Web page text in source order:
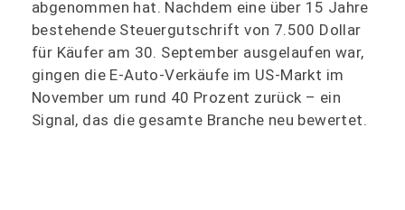
abgenommen hat. Nachdem eine über 15 Jahre
bestehende Steuergutschrift von 7.500 Dollar
für Käufer am 30. September ausgelaufen war,
gingen die E-Auto-Verkäufe im US-Markt im
November um rund 40 Prozent zurück – ein
Signal, das die gesamte Branche neu bewertet.